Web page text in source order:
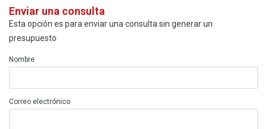
Enviar una consulta
Esta opción es para enviar una consulta sin generar un
presupuesto
Nombre
Correo electrónico